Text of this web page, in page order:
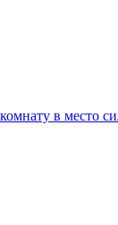
в место